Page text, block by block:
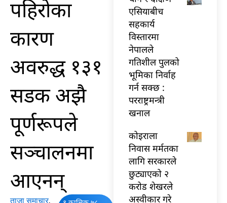
पहिरोका
कारण
अवरुद्ध १३१
सडक अझै
पूर्णरूपले
सञ्चालनमा
आएनन्
ताजा समाचार,
एसियाबीच
सहकार्य
विस्तारमा
नेपालले
गतिशील पुलको
भूमिका निर्वाह
गर्न सक्छ :
परराष्ट्रमन्त्री
खनाल
कोइराला
निवास मर्मतका
लागि सरकारले
छुट्याएको २
करोड शेखरले
अस्वीकार गरे